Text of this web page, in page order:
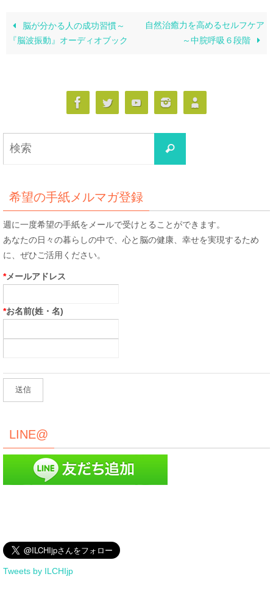
脳が分かる人の成功習慣～
『脳波振動』オーディオブック
自然治癒力を高めるセルフケア
～中脘呼吸６段階
検
索
希望の手紙メルマガ登録
週に一度希望の手紙をメールで受けとることができます。
あなたの日々の暮らしの中で、心と脳の健康、幸せを実現するため
に、ぜひご活用ください。
*メールアドレス
*お名前(姓・名)
LINE@
Tweets by ILCHIjp